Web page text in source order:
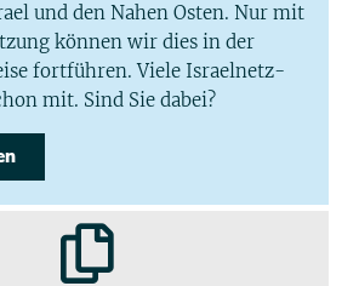
und den Nahen Osten. Nur mit
können wir dies in der
fortführen. Viele Israelnetz-
mit. Sind Sie dabei?